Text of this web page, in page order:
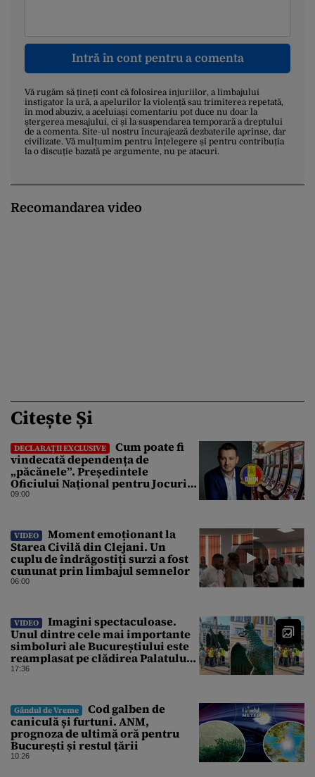
Intră în cont pentru a comenta
Vă rugăm să țineți cont că folosirea injuriilor, a limbajului
instigator la ură, a apelurilor la violență sau trimiterea repetată,
în mod abuziv, a aceluiași comentariu pot duce nu doar la
ștergerea mesajului, ci și la suspendarea temporară a dreptului
de a comenta. Site-ul nostru încurajează dezbaterile aprinse, dar
civilizate. Vă mulțumim pentru înțelegere și pentru contribuția
la o discuție bazată pe argumente, nu pe atacuri.
Recomandarea video
Citește Și
DECLARAȚII EXCLUSIVE
Cum poate fi
vindecată dependența de
„păcănele”. Președintele
Oficiului Național pentru Jocuri
de Noroc propune o ordonanță de
unică
09:00
VIDEO
Moment emoționant la
Starea Civilă din Clejani. Un
cuplu de îndrăgostiți surzi a fost
cununat prin limbajul semnelor
06:00
VIDEO
Imagini spectaculoase.
Unul dintre cele mai importante
simboluri ale Bucureștiului este
reamplasat pe clădirea Palatului
Universității
17:36
Gândul de Vreme
Cod galben de
caniculă și furtuni. ANM,
prognoza de ultimă oră pentru
București și restul țării
10:26